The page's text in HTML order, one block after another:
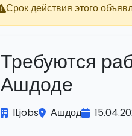
Срок действия этого
Требуются
Ашдоде
ILjobs Ашдод